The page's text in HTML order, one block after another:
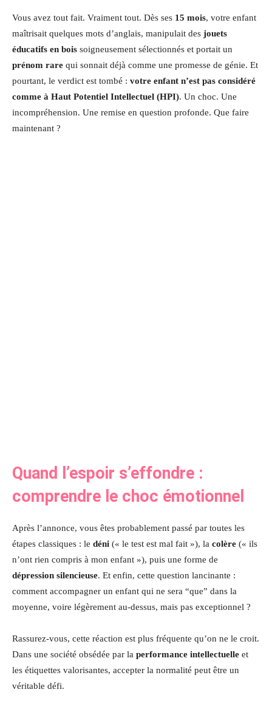
Vous avez tout fait. Vraiment tout. Dès ses 15 mois, votre enfant
maîtrisait quelques mots d’anglais, manipulait des jouets
éducatifs en bois soigneusement sélectionnés et portait un
prénom rare qui sonnait déjà comme une promesse de génie. Et
pourtant, le verdict est tombé : votre enfant n’est pas considéré
comme à Haut Potentiel Intellectuel (HPI). Un choc. Une
incompréhension. Une remise en question profonde. Que faire
maintenant ?
Quand l’espoir s’effondre :
comprendre le choc émotionnel
Après l’annonce, vous êtes probablement passé par toutes les
étapes classiques : le déni (« le test est mal fait »), la colère (« ils
n’ont rien compris à mon enfant »), puis une forme de
dépression silencieuse. Et enfin, cette question lancinante :
comment accompagner un enfant qui ne sera “que” dans la
moyenne, voire légèrement au-dessus, mais pas exceptionnel ?
Rassurez-vous, cette réaction est plus fréquente qu’on ne le croit.
Dans une société obsédée par la performance intellectuelle et
les étiquettes valorisantes, accepter la normalité peut être un
véritable défi.